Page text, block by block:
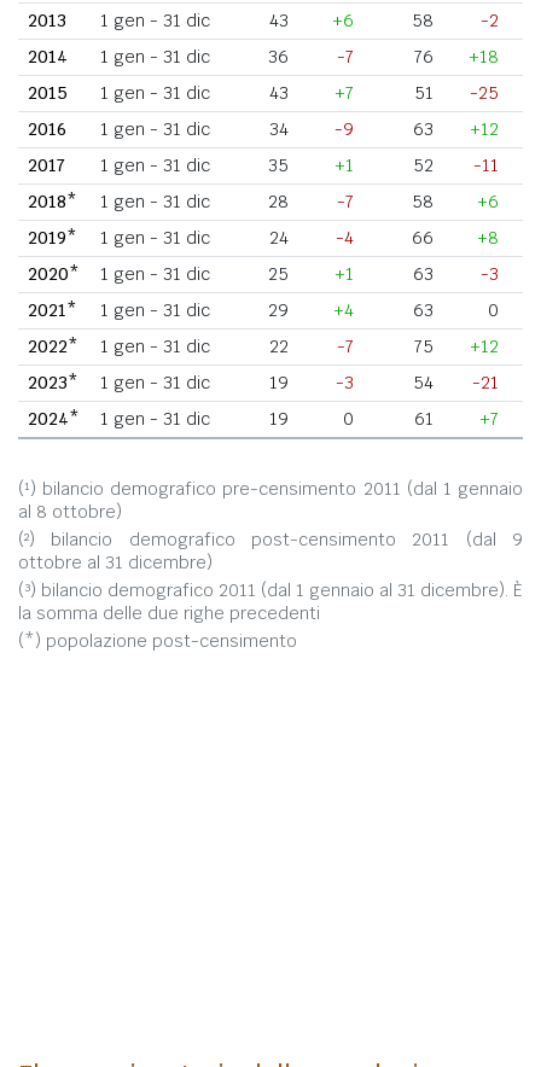
2013
1 gen - 31 dic 43 +6 58
-2
2014
1 gen - 31 dic 36 -7 76
+18
2015
1 gen - 31 dic 43 +7 51
-25
2016
1 gen - 31 dic 34 -9 63
+12
2017
1 gen - 31 dic 35 +1 52
-11
2018*
1 gen - 31 dic 28 -7 58
+6
2019*
1 gen - 31 dic 24 -4 66
+8
2020*
1 gen - 31 dic 25 +1 63
-3
2021*
1 gen - 31 dic 29 +4 63
0
2022*
1 gen - 31 dic 22 -7 75
+12
2023*
1 gen - 31 dic 19 -3 54
-21
2024*
1 gen - 31 dic 19 0 61 +7
(¹) bilancio demografico pre-censimento 2011 (dal 1 gennaio
al 8 ottobre)
(²) bilancio demografico post-censimento 2011 (dal 9
ottobre al 31 dicembre)
(³) bilancio demografico 2011 (dal 1 gennaio al 31 dicembre). È
la somma delle due righe precedenti
(*) popolazione post-censimento